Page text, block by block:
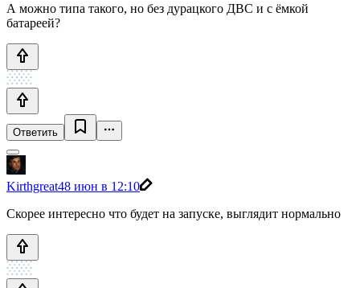
А можно типа такого, но без дурацкого ДВС и с ёмкой
батареей?
Ответить
Kirthgreat48 июн в 12:10
Скорее интересно что будет на запуске, выглядит нормально